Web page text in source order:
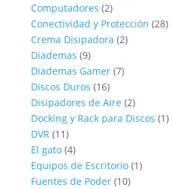
Computadores 22
productos
Conectividad y Protección 2828
Crema Disipadora 22
Diademas 99
productos
Diademas Gamer 77
Discos Duros 1616
productos
Disipadores de Aire 22
productos
Docking y Rack para Discos 11
DVR 1111
productos
El gato 44
productos
Equipos de Escritorio 11
Fuentes de Poder 1010